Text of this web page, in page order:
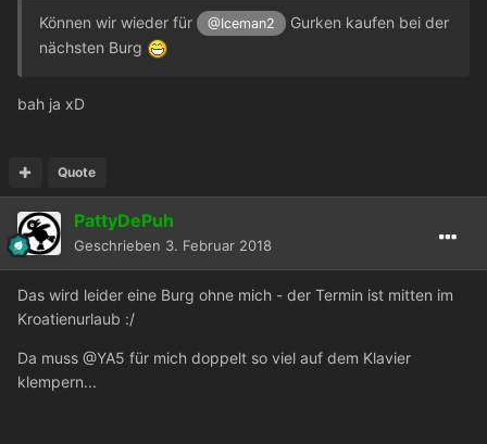
Können wir wieder für @Iceman2
Gurken kaufen bei der
nächsten Burg
bah ja xD
Quote
PattyDePuh
Geschrieben 3. Februar 2018
Das wird leider eine Burg ohne mich - der Termin ist mitten im
Kroatienurlaub :/
Da muss @YA5 für mich doppelt so viel auf dem Klavier
klempern...